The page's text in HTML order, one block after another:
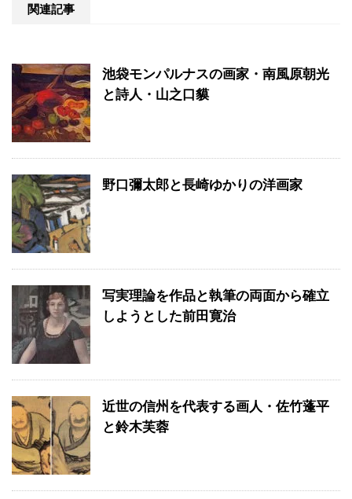
関連記事
池袋モンパルナスの画家・南風原朝光
と詩人・山之口貘
野口彌太郎と長崎ゆかりの洋画家
写実理論を作品と執筆の両面から確立
しようとした前田寛治
近世の信州を代表する画人・佐竹蓬平
と鈴木芙蓉